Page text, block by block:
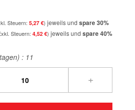
5,27 € jeweils und spare30%
4,52 € jeweils und spare40%
: 11
+